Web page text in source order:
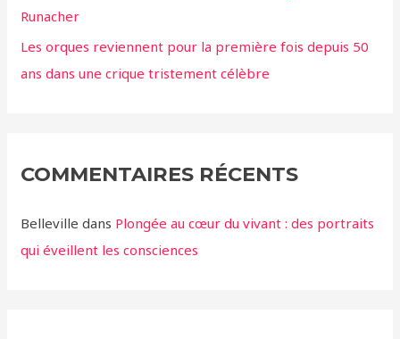
Runacher
Les orques reviennent pour la première fois depuis 50
ans dans une crique tristement célèbre
COMMENTAIRES RÉCENTS
Belleville dans Plongée au cœur du vivant : des portraits
qui éveillent les consciences